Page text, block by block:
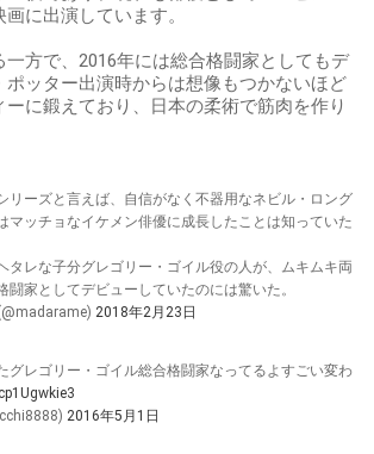
に出演しています。
一方で、2016年には総合格闘家としてもデ
ポッター出演時からは想像もつかないほど
ーに鍛えており、日本の柔術で筋肉を作り
リーズと言えば、自信がなく不器用なネビル・ロング
マッチョなイケメン俳優に成長したことは知っていた
タレな子分グレゴリー・ゴイル役の人が、ムキムキ両
闘家としてデビューしていたのには驚いた。
2018年2月23日
グレゴリー・ゴイル総合格闘家なってるよすごい変わ
2016年5月1日